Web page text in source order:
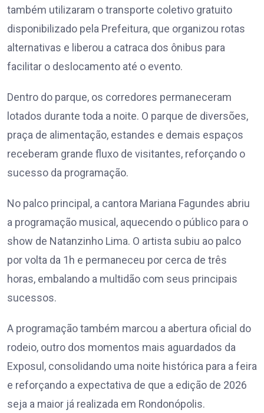
também utilizaram o transporte coletivo gratuito
disponibilizado pela Prefeitura, que organizou rotas
alternativas e liberou a catraca dos ônibus para
facilitar o deslocamento até o evento.
Dentro do parque, os corredores permaneceram
lotados durante toda a noite. O parque de diversões,
praça de alimentação, estandes e demais espaços
receberam grande fluxo de visitantes, reforçando o
sucesso da programação.
No palco principal, a cantora Mariana Fagundes abriu
a programação musical, aquecendo o público para o
show de Natanzinho Lima. O artista subiu ao palco
por volta da 1h e permaneceu por cerca de três
horas, embalando a multidão com seus principais
sucessos.
A programação também marcou a abertura oficial do
rodeio, outro dos momentos mais aguardados da
Exposul, consolidando uma noite histórica para a feira
e reforçando a expectativa de que a edição de 2026
seja a maior já realizada em Rondonópolis.